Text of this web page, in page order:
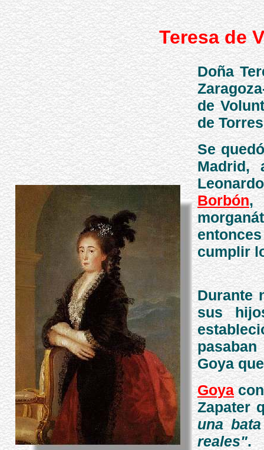
Teresa de
Doña
de
de
Se
Madrid,
Borbón,
cumplir
Durante
sus
Goya
Goya
Zapater
una
reales".